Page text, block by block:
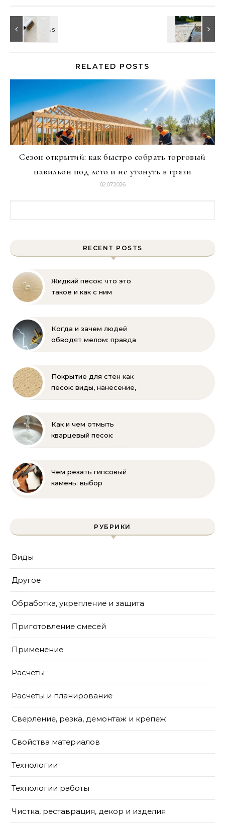
RELATED POSTS
Сезон открытий: как быстро собрать торговый
павильон под лето и не утонуть в грязи
02.07.2026
RECENT POSTS
Жидкий песок: что это
такое и как с ним
Когда и зачем людей
обводят мелом: правда
Покрытие для стен как
песок: виды, нанесение,
Как и чем отмыть
кварцевый песок:
Чем резать гипсовый
камень: выбор
РУБРИКИ
Виды
Другое
Обработка, укрепление и защита
Приготовление смесей
Применение
Расчёты
Расчеты и планирование
Сверление, резка, демонтаж и крепеж
Свойства материалов
Технологии
Технологии работы
Чистка, реставрация, декор и изделия